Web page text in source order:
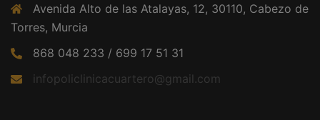
Avenida Alto de las Atalayas, 12, 30110, Cabezo de
Torres, Murcia
868 048 233 / 699 17 51 31
infopoliclinicacuartero@gmail.com